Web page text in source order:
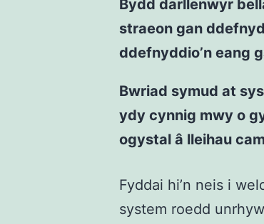
Bydd darllenwyr
straeon gan
ddefnyddio’n eang
Bwriad symud at
ydy cynnig mwy o
ogystal â lleihau
Fyddai hi’n neis i
system roedd